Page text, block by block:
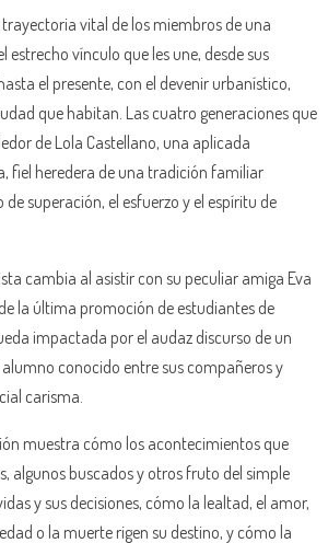
vital de los miembros de una
vínculo que les une, desde sus
el presente, con el devenir urbanístico,
que habitan. Las cuatro generaciones que
de Lola Castellano, una aplicada
fiel heredera de una tradición familiar
superación, el esfuerzo y el espíritu de
cambia al asistir con su peculiar amiga Eva
la última promoción de estudiantes de
impactada por el audaz discurso de un
conocido entre sus compañeros y
carisma.
muestra cómo los acontecimientos que
algunos buscados y otros fruto del simple
y sus decisiones, cómo la lealtad, el amor,
o la muerte rigen su destino, y cómo la